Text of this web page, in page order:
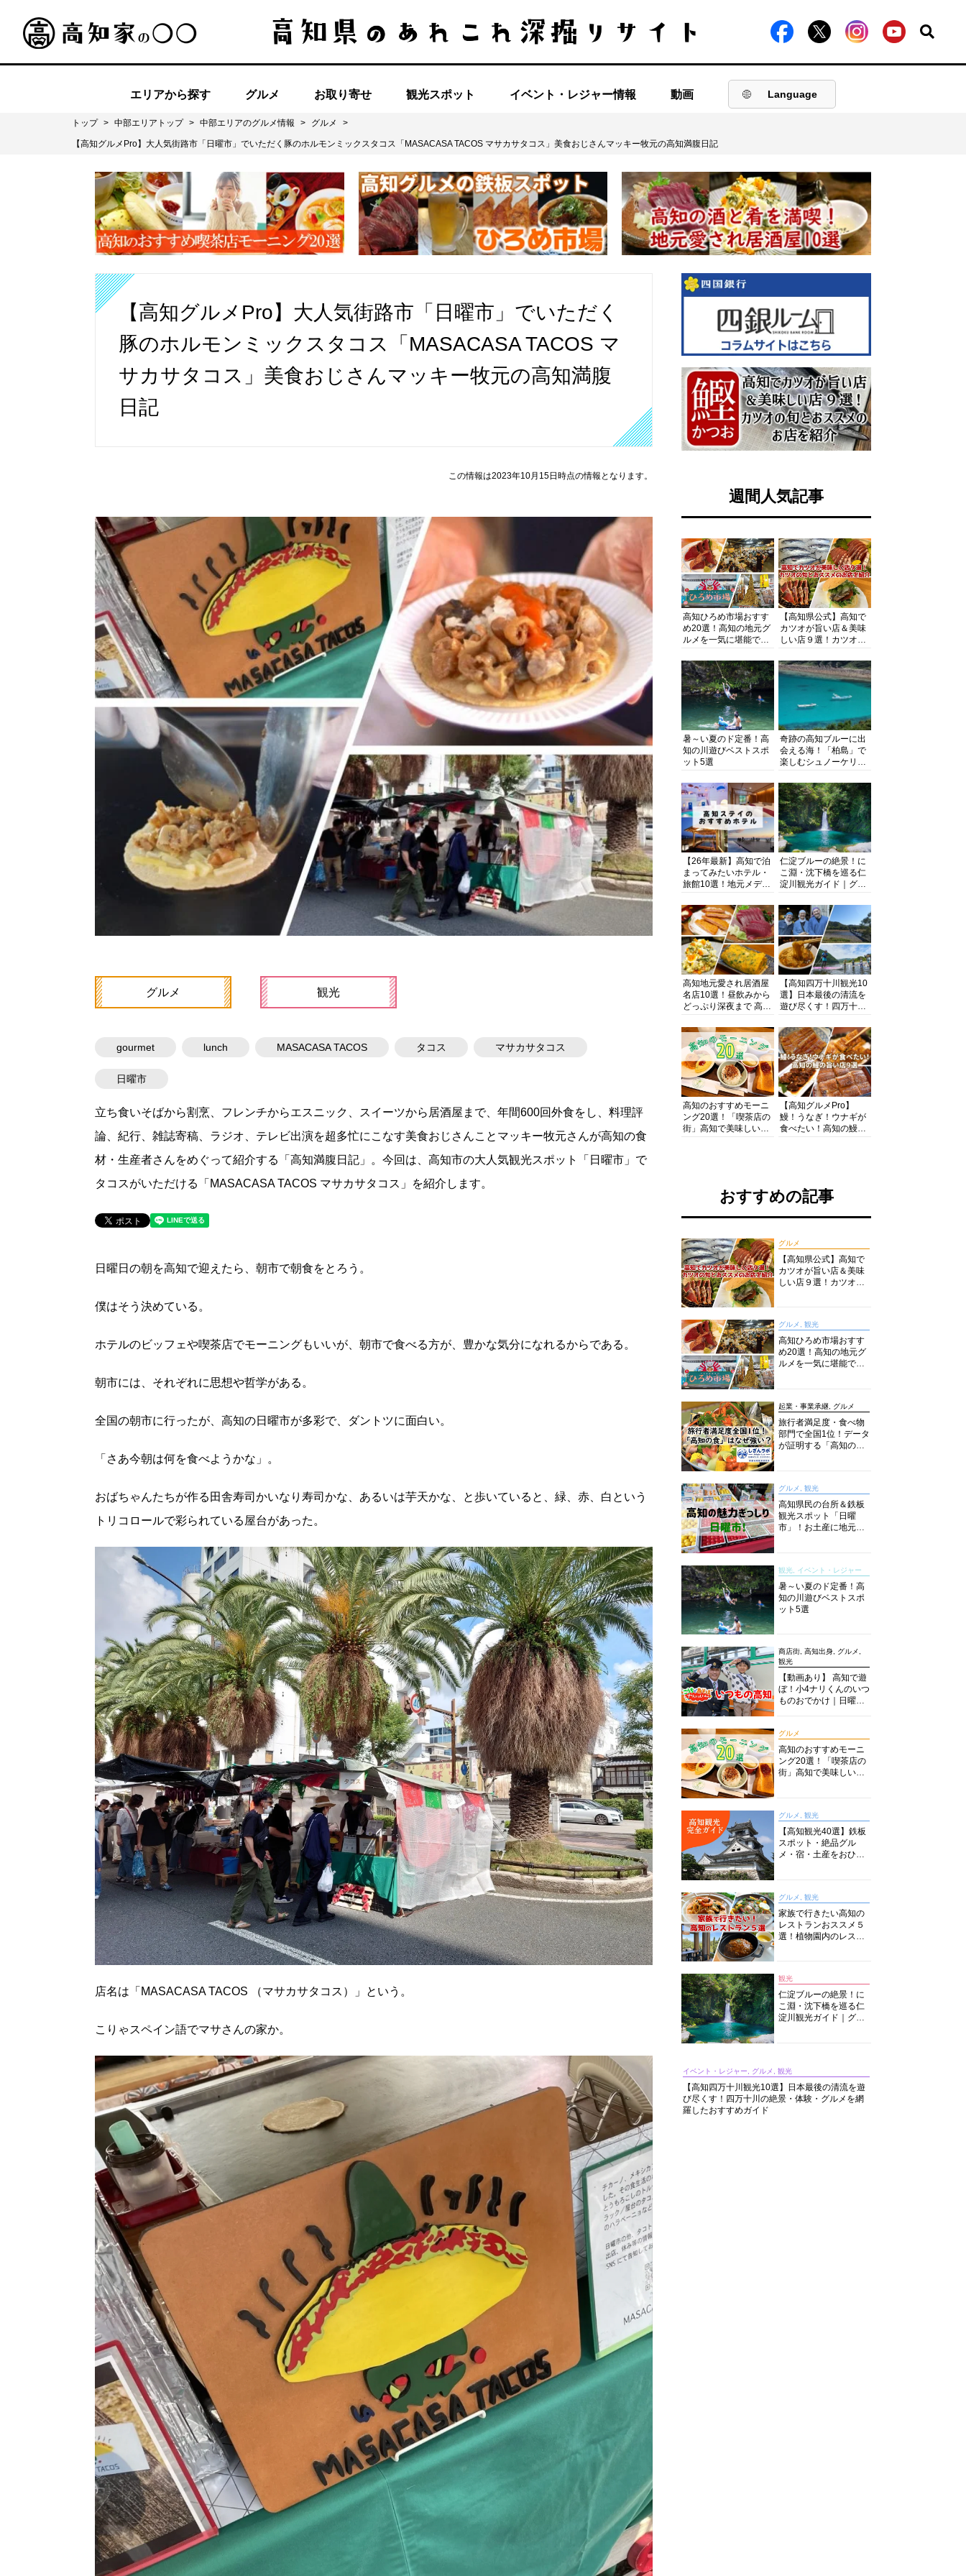
エリアから探す グルメ お取り寄せ 観光スポット イベント・レジャー情報 動画 Language
トップ > 中部エリアトップ > 中部エリアのグルメ情報 > グルメ >
【高知グルメPro】大人気街路市「日曜市」でいただく豚のホルモンミックスタコス「MASACASA TACOS マサカサタコス」美食おじさんマッキー牧元の高知満腹日記
【高知グルメPro】大人気街路市「日曜市」でいただく
豚のホルモンミックスタコス「MASACASA TACOS マ
サカサタコス」美食おじさんマッキー牧元の高知満腹
日記
この情報は2023年10月15日時点の情報となります。
グルメ 観光
gourmet lunch MASACASA TACOS タコス マサカサタコス
日曜市
立ち食いそばから割烹、フレンチからエスニック、スイーツから居酒屋まで、年間600回外食をし、料理評
論、紀行、雑誌寄稿、ラジオ、テレビ出演を超多忙にこなす美食おじさんことマッキー牧元さんが高知の食
材・生産者さんをめぐって紹介する「高知満腹日記」。今回は、高知市の大人気観光スポット「日曜市」で
タコスがいただける「MASACASA TACOS マサカサタコス」を紹介します。
日曜日の朝を高知で迎えたら、朝市で朝食をとろう。
僕はそう決めている。
ホテルのビッフェや喫茶店でモーニングもいいが、朝市で食べる方が、豊かな気分になれるからである。
朝市には、それぞれに思想や哲学がある。
全国の朝市に行ったが、高知の日曜市が多彩で、ダントツに面白い。
「さあ今朝は何を食べようかな」。
おばちゃんたちが作る田舎寿司かいなり寿司かな、あるいは芋天かな、と歩いていると、緑、赤、白という
トリコロールで彩られている屋台があった。
店名は「MASACASA TACOS （マサカサタコス）」という。
こりゃスペイン語でマサさんの家か。
週間人気記事
高知ひろめ市場おすす
め20選！高知の地元グ
ルメを一気に堪能でき
底解剖
【高知県公式】高知で
カツオが旨い店＆美味
しい店９選！カツオの
紹介
暑～い夏のド定番！高
知の川遊びベストスポ
ット5選
奇跡の高知ブルーに出
会える海！「柏島」で
楽しむシュノーケリン
浴にキャンプまで透明
度抜群の海の楽園を徹
底紹介
【26年最新】高知で泊
まってみたいホテル・
旅館10選！地元メディ
厳選
仁淀ブルーの絶景！に
こ淵・沈下橋を巡る仁
淀川観光ガイド｜グル
まで完全網羅！
高知地元愛され居酒屋
名店10選！昼飲みから
どっぷり深夜まで 高知
知グルメPro】
【高知四万十川観光10
選】日本最後の清流を
遊び尽くす！四万十川
を網羅したおすすめガ
イド
高知のおすすめモーニ
ング20選！「喫茶店の
街」高知で美味しい喫
【高知グルメPro】
鰻！うなぎ！ウナギが
食べたい！高知の鰻の
おすすめの記事
グルメ
【高知県公式】高知で
カツオが旨い店＆美味
しい店９選！カツオの
グルメ, 観光
高知ひろめ市場おすす
め20選！高知の地元グ
ルメを一気に堪能でき
起業・事業承継, グルメ
旅行者満足度・食べ物
部門で全国1位！データ
が証明する「高知の
グルメ, 観光
高知県民の台所＆鉄板
観光スポット「日曜
市」！お土産に地元野
説！
観光, イベント・レジャー
暑～い夏のド定番！高
知の川遊びベストスポ
ット5選
商店街, 高知出身, グルメ,
観光
【動画あり】 高知で遊
ぼ！小4ナリくんのいつ
ものおでかけ｜日曜市
グルメ
高知のおすすめモーニ
ング20選！「喫茶店の
街」高知で美味しい喫
グルメ, 観光
【高知観光40選】鉄板
スポット・絶品グル
メ・宿・土産をおひと
グルメ, 観光
家族で行きたい高知の
レストランおススメ５
選！植物園内のレスト
観光
仁淀ブルーの絶景！に
こ淵・沈下橋を巡る仁
淀川観光ガイド｜グル
イベント・レジャー, グルメ, 観光
【高知四万十川観光10選】日本最後の清流を遊
び尽くす！四万十川の絶景・体験・グルメを網
羅したおすすめガイド